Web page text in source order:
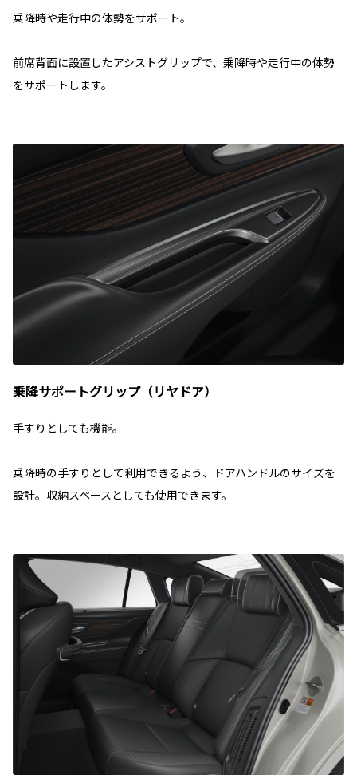
乗降時や走行中の体勢をサポート。
前席背面に設置したアシストグリップで、乗降時や走行中の体勢
をサポートします。
乗降サポートグリップ（リヤドア）
手すりとしても機能。
乗降時の手すりとして利用できるよう、ドアハンドルのサイズを
設計。収納スペースとしても使用できます。